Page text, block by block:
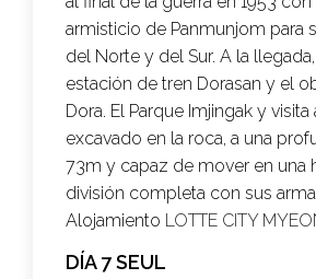
armisticio de Panmunjom para
del Norte y del Sur. A la
estación de tren Dorasan y el
Dora. El Parque Imjingak y
excavado en la roca, a una
73m y capaz de mover en una
división completa con sus
Alojamiento LOTTE CITY
DÍA 7 SEUL